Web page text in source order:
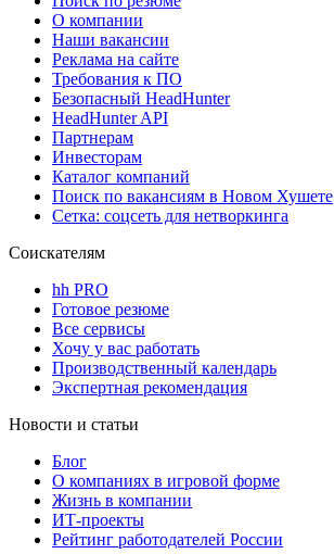
О компании
Наши вакансии
Реклама на сайте
Требования к ПО
Безопасный HeadHunter
HeadHunter API
Партнерам
Инвесторам
Каталог компаний
Поиск по вакансиям в Новом Хушете
Сетка: соцсеть для нетворкинга
Соискателям
hh PRO
Готовое резюме
Все сервисы
Хочу у вас работать
Производственный календарь
Экспертная рекомендация
Новости и статьи
Блог
О компаниях в игровой форме
Жизнь в компании
ИТ-проекты
Рейтинг работодателей России